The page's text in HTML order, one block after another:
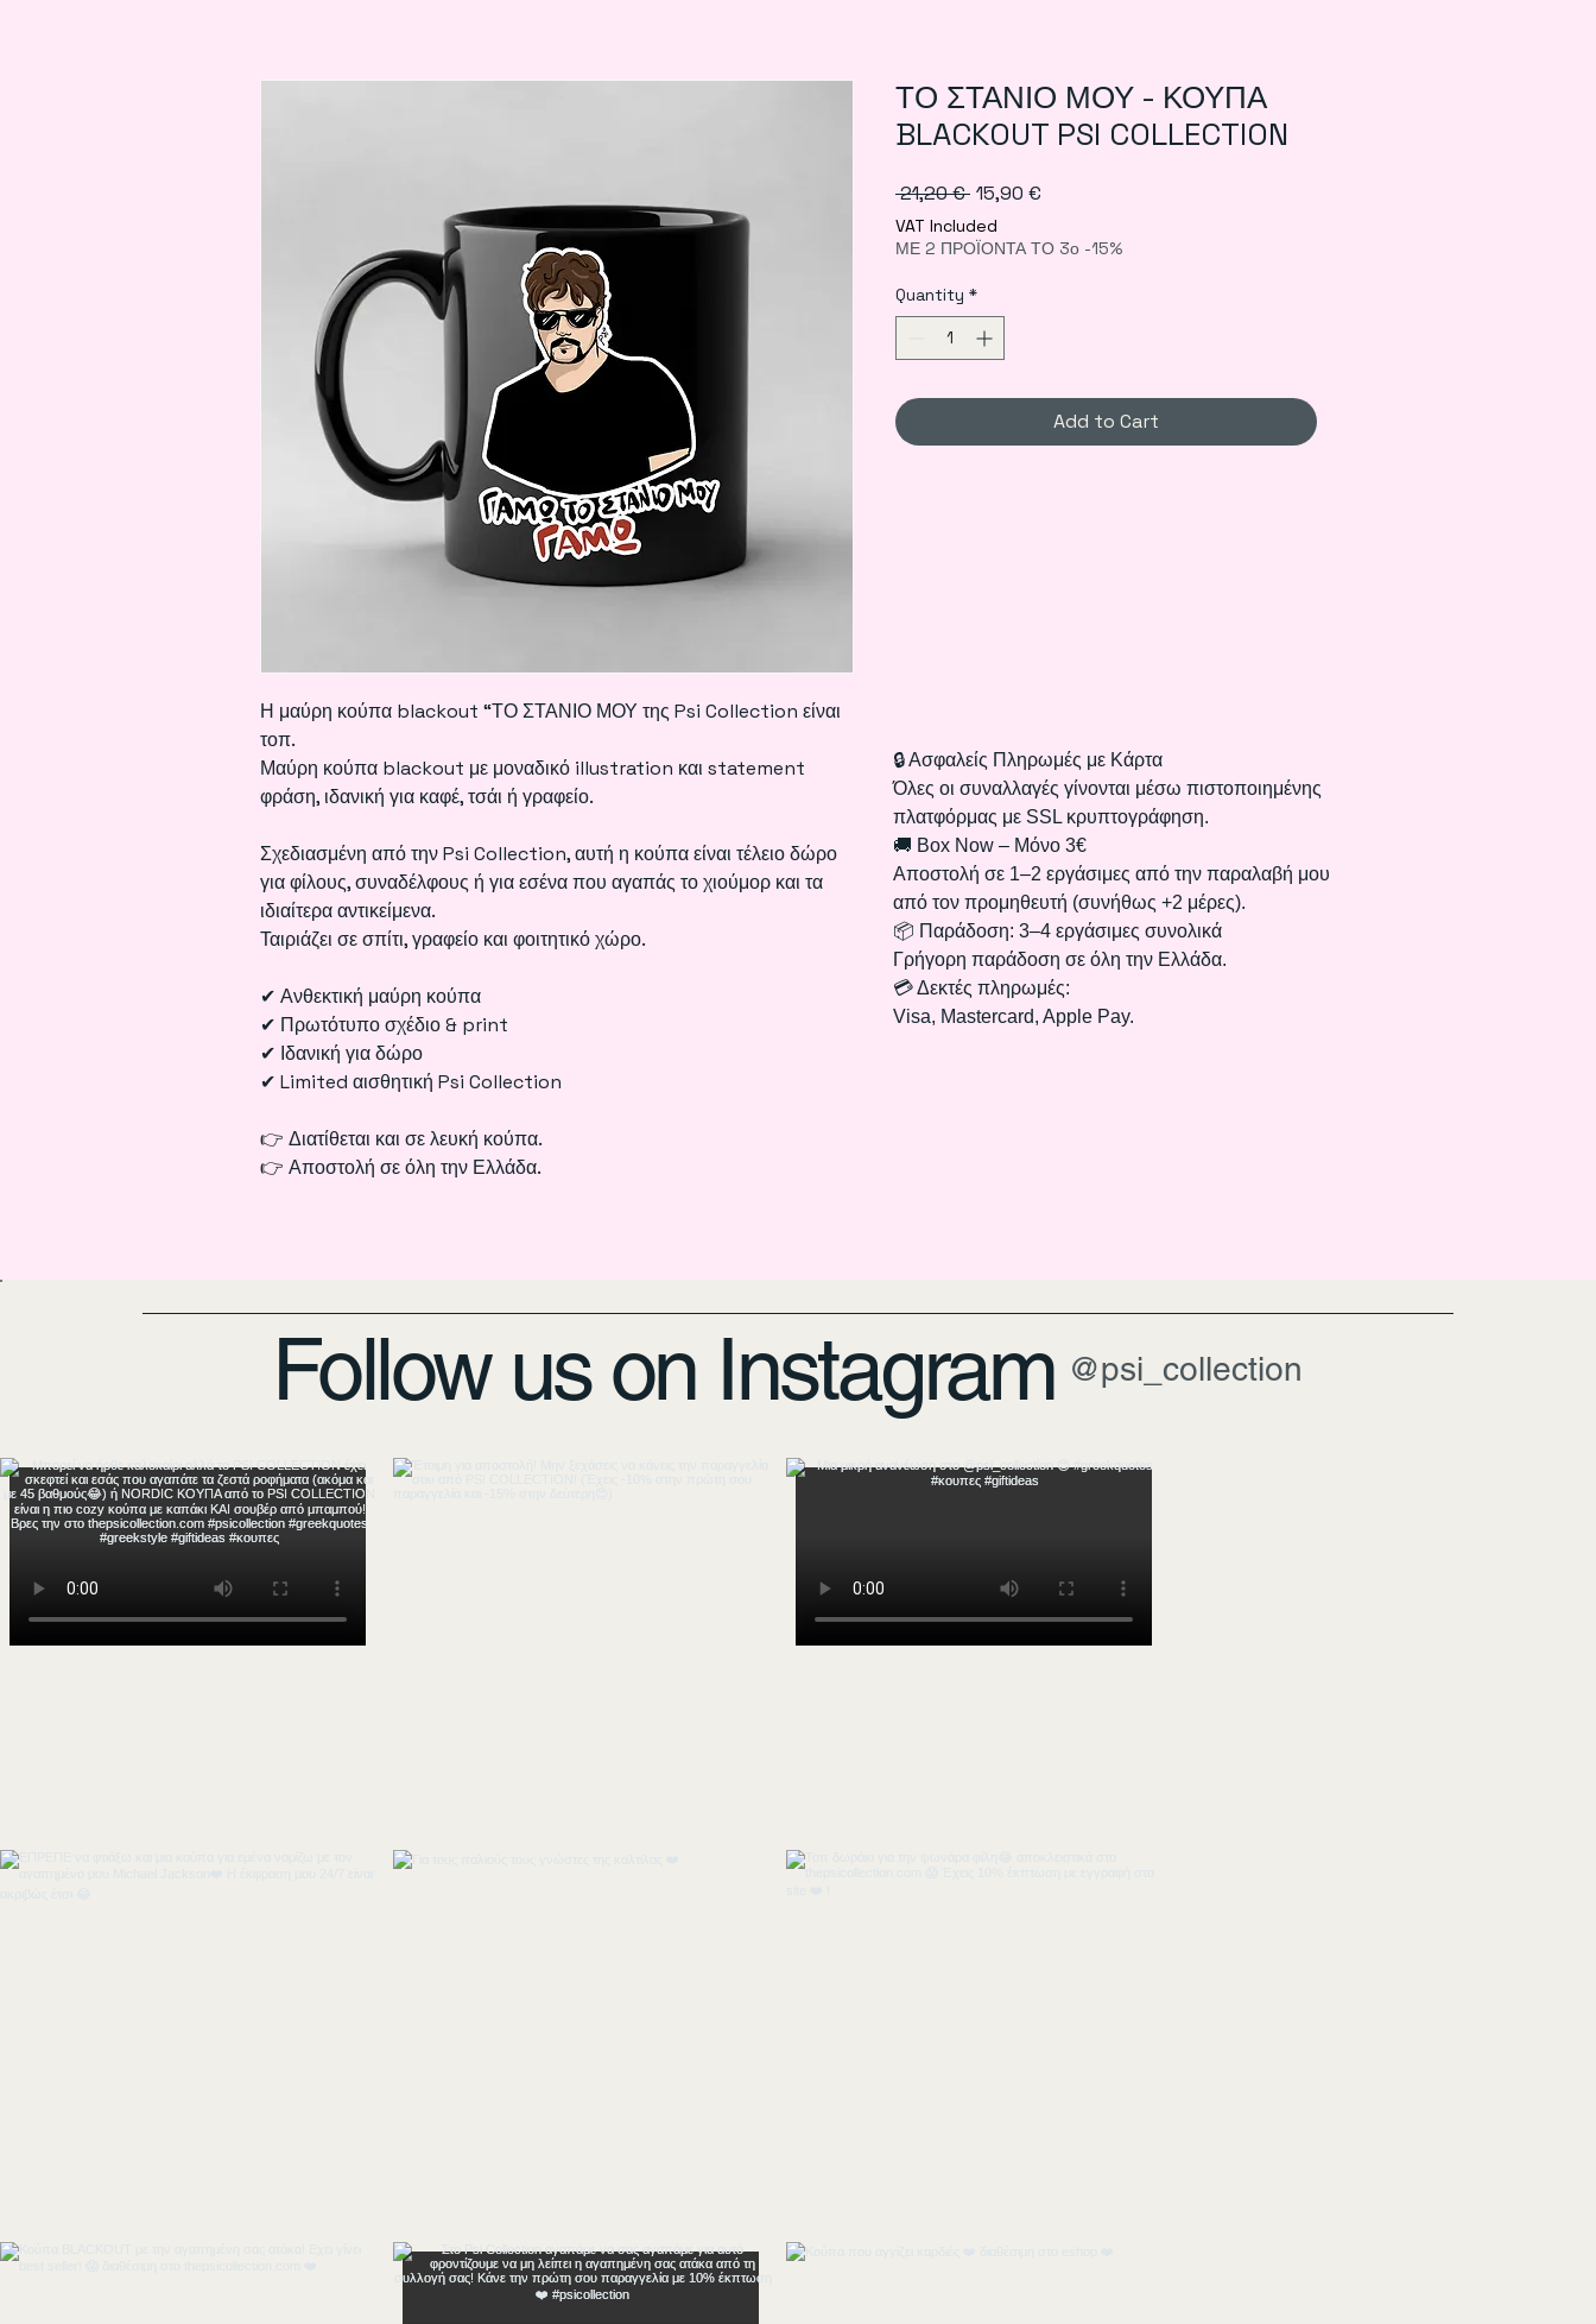
Η μαύρη κούπα blackout “ΤΟ ΣΤΑΝΙΟ ΜΟΥ της Psi Collection είναι
τοπ.
Μαύρη κούπα blackout με μοναδικό illustration και statement
φράση, ιδανική για καφέ, τσάι ή γραφείο.
Σχεδιασμένη από την Psi Collection, αυτή η κούπα είναι τέλειο δώρο
για φίλους, συναδέλφους ή για εσένα που αγαπάς το χιούμορ και τα
ιδιαίτερα αντικείμενα.
Ταιριάζει σε σπίτι, γραφείο και φοιτητικό χώρο.
✔ Ανθεκτική μαύρη κούπα
✔ Πρωτότυπο σχέδιο & print
✔ Ιδανική για δώρο
✔ Limited αισθητική Psi Collection
👉 Διατίθεται και σε λευκή κούπα.
👉 Αποστολή σε όλη την Ελλάδα.
ΤΟ ΣΤΑΝΙΟ ΜΟΥ - ΚΟΥΠΑ
BLACKOUT PSI COLLECTION
21,20 € Regular
Price
15,90 €
VAT Included
ΜΕ 2 ΠΡΟΪΟΝΤΑ ΤΟ 3ο -15%
Quantity *
Add to Cart
🔒 Ασφαλείς Πληρωμές με Κάρτα
Όλες οι συναλλαγές γίνονται μέσω πιστοποιημένης
πλατφόρμας με SSL κρυπτογράφηση.
🚚 Box Now – Μόνο 3€
Αποστολή σε 1–2 εργάσιμες από την παραλαβή μου
από τον προμηθευτή (συνήθως +2 μέρες).
📦 Παράδοση: 3–4 εργάσιμες συνολικά
Γρήγορη παράδοση σε όλη την Ελλάδα.
💳 Δεκτές πληρωμές:
Visa, Mastercard, Apple Pay.
Follow us on Instagram @psi_collection